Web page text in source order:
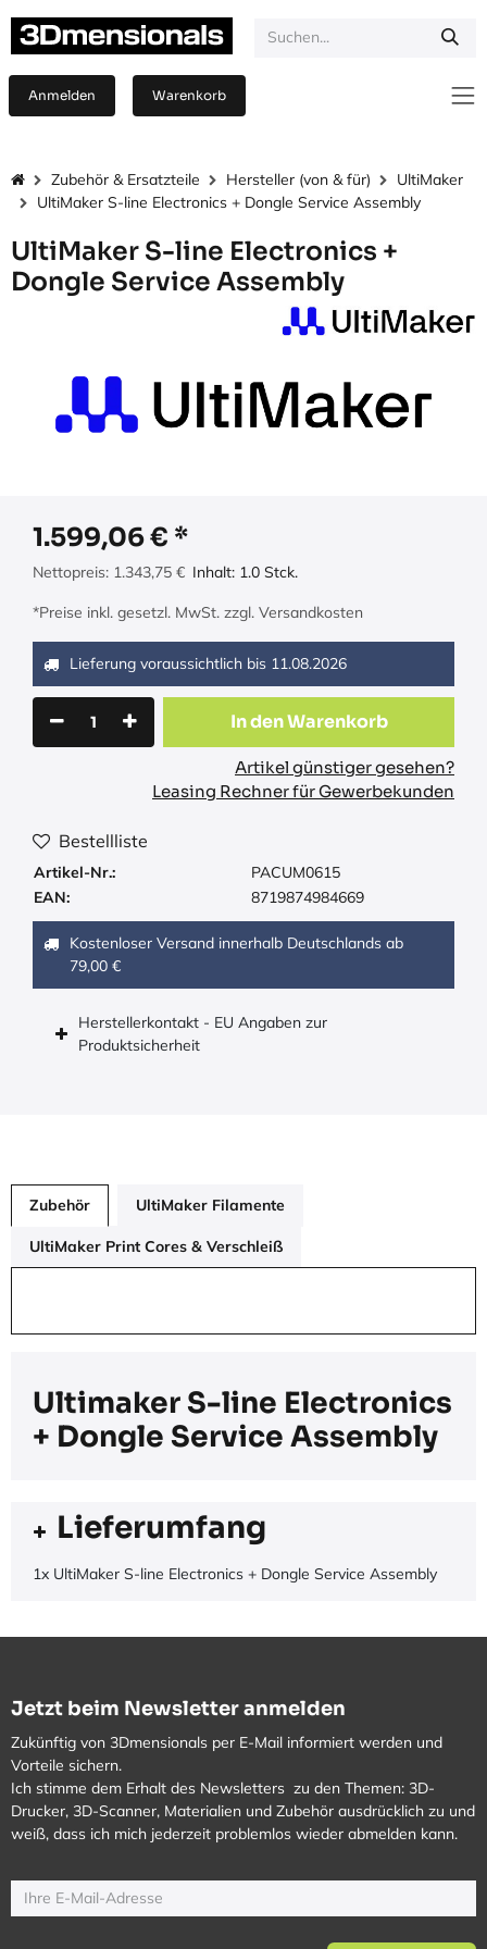
Anmelden Warenkorb
Zubehör & Ersatzteile Hersteller (von & für)
UltiMaker
UltiMaker S-line Electronics + Dongle Service Assembly
UltiMaker S-line Electronics +
Dongle Service Assembly
1.599,06€
Nettopreis: 1.343,75 € Inhalt: 1.0 Stck.
*Preise inkl. gesetzl. MwSt. zzgl. Versandkosten
Lieferung voraussichtlich bis 11.08.2026
In den Warenkorb
Artikel günstiger gesehen?
Leasing Rechner für Gewerbekunden
Bestellliste
Artikel-Nr.:
PACUM0615
EAN:
8719874984669
Kostenloser Versand innerhalb Deutschlands ab
79,00 €
Herstellerkontakt - EU Angaben zur
Produktsicherheit
Zubehör UltiMaker Filamente
UltiMaker Print Cores & Verschleiß
Ultimaker S-line Electronics
+ Dongle Service Assembly
Lieferumfang
1x UltiMaker S-line Electronics + Dongle Service Assembly
Jetzt beim Newsletter anmelden
Zukünftig von 3Dmensionals per E-Mail informiert werden und
Vorteile sichern.
Ich stimme dem Erhalt des Newsletters zu den Themen: 3D-
Drucker, 3D-Scanner, Materialien und Zubehör ausdrücklich zu und
weiß, dass ich mich jederzeit problemlos wieder abmelden kann.